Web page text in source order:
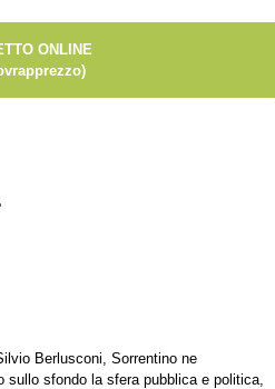
ONLINE
Berlusconi, Sorrentino ne
sullo sfondo la sfera pubblica e politica,